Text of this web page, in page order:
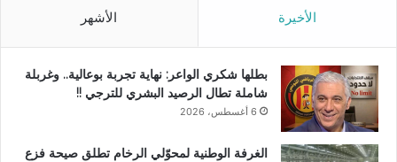
الأخيرة الأشهر
بطلها شكري الواعر: نهاية تجربة بوعالية.. وغربلة
شاملة تطال الرصيد البشري للترجي !!
6 أغسطس، 2026
الغرفة الوطنية لمحوّلي الرخام تطلق صيحة فزع